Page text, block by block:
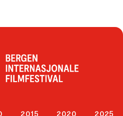
2015
2020
2025